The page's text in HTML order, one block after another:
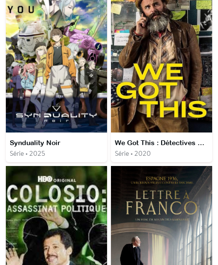
Synduality Noir
Série • 2025
We Got This : Détectives malgré eux
Série • 2020